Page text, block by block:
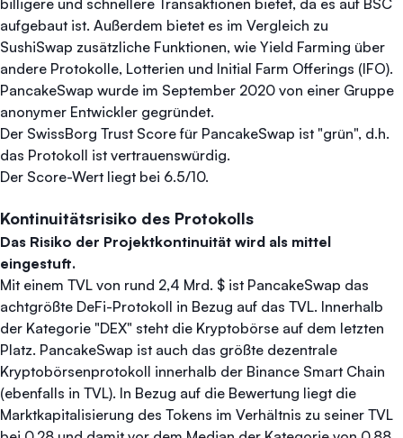
aufgebaut ist. Außerdem bietet es im Vergleich zu
SushiSwap zusätzliche Funktionen, wie Yield Farming über
andere Protokolle, Lotterien und Initial Farm Offerings (IFO).
PancakeSwap wurde im September 2020 von einer Gruppe
anonymer Entwickler gegründet.
Der SwissBorg Trust Score für PancakeSwap ist "grün", d.h.
das Protokoll ist vertrauenswürdig.
Der Score-Wert liegt bei 6.5/10.
Kontinuitätsrisiko des Protokolls
Das Risiko der Projektkontinuität wird als mittel
eingestuft.
Mit einem TVL von rund 2,4 Mrd. $ ist PancakeSwap das
achtgrößte DeFi-Protokoll in Bezug auf das TVL. Innerhalb
der Kategorie "DEX" steht die Kryptobörse auf dem letzten
Platz. PancakeSwap ist auch das größte dezentrale
Kryptobörsenprotokoll innerhalb der Binance Smart Chain
(ebenfalls in TVL). In Bezug auf die Bewertung liegt die
Marktkapitalisierung des Tokens im Verhältnis zu seiner TVL